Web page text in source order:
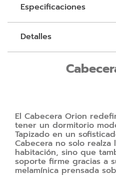
Especificaciones
Detalles
El Cabecera Orion
tener un dormitorio
Tapizado en un
Cabecera no solo
habitación, sino que
soporte firme gracias a
melamínica prensada